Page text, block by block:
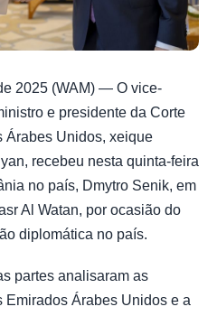
2025 (WAM) — O vice-
e presidente da Corte
Árabes Unidos, xeique
recebeu nesta quinta-feira
no país, Dmytro Senik, em
Al Watan, por ocasião do
diplomática no país.
partes analisaram as
Emirados Árabes Unidos e a